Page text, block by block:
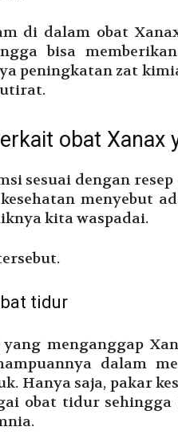
di dalam obat
bisa
peningkatan zat
obat Xanax
sesuai dengan
menyebut
kita waspadai.
tidur
menganggap
dalam
Hanya saja, pakar
obat tidur